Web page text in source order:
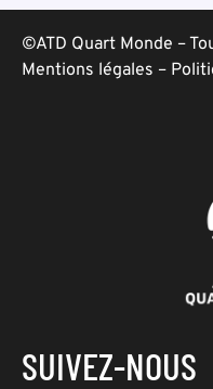
©ATD Quart Monde –
Mentions légales –
SUIVEZ-NOUS